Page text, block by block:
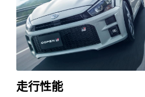
走行性能